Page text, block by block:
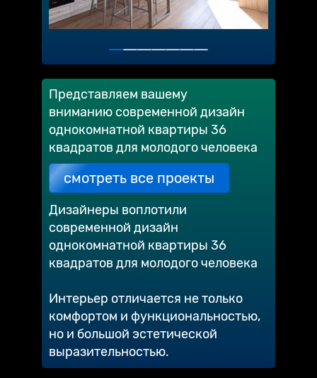
Представляем вашему
вниманию современной дизайн
однокомнатной квартиры 36
квадратов для молодого человека
смотреть все проекты
Дизайнеры воплотили
современной дизайн
однокомнатной квартиры 36
квадратов для молодого человека
Интерьер отличается не только
комфортом и функциональностью,
но и большой эстетической
выразительностью.